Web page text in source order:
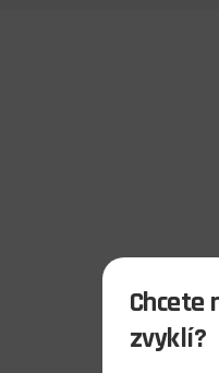
Chcete
zvyklí?